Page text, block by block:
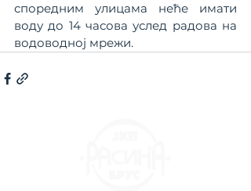
споредним улицама неће имати
воду до 14 часова услед радова на
водоводној мрежи.